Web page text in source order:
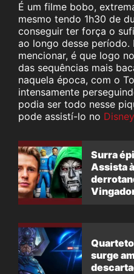
É um filme bobo,
mesmo tendo 1h30 de
conseguir ter força o
ao longo desse período.
mencionar, é que logo
das sequências mais
naquela época, com o
intensamente
podia ser todo nesse
pode assistí-lo no
Surra
Assista
surge